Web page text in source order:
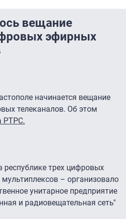
вещание
эфирных
начинается вещание
телеканалов. Об этом
РТРС.
трех цифровых
– организовало
унитарное предприятие
и радиовещательная сеть"